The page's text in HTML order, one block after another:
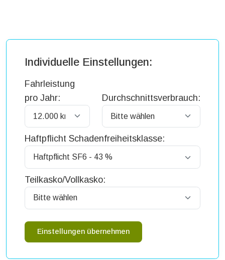
Individuelle Einstellungen:
Fahrleistung
pro Jahr:
Durchschnittsverbrauch:
Haftpflicht Schadenfreiheitsklasse:
Teilkasko/Vollkasko:
Einstellungen übernehmen